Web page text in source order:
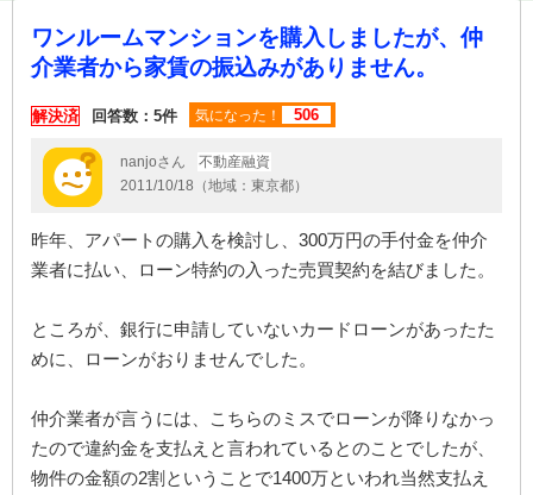
ワンルームマンションを購入しましたが、仲
介業者から家賃の振込みがありません。
解決済 回答数：5件 気になった！ 506
nanjoさん
不動産融資
2011/10/18（地域：東京都）
昨年、アパートの購入を検討し、300万円の手付金を仲介
業者に払い、ローン特約の入った売買契約を結びました。
ところが、銀行に申請していないカードローンがあったた
めに、ローンがおりませんでした。
仲介業者が言うには、こちらのミスでローンが降りなかっ
たので違約金を支払えと言われているとのことでしたが、
物件の金額の2割ということで1400万といわれ当然支払え